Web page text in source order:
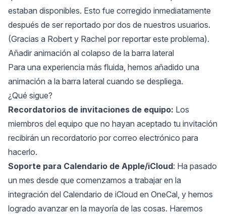
estaban disponibles. Esto fue corregido inmediatamente
después de ser reportado por dos de nuestros usuarios.
(Gracias a Robert y Rachel por reportar este problema).
Añadir animación al colapso de la barra lateral
Para una experiencia más fluida, hemos añadido una
animación a la barra lateral cuando se despliega.
¿Qué sigue?
Recordatorios de invitaciones de equipo: Los
miembros del equipo que no hayan aceptado tu invitación
recibirán un recordatorio por correo electrónico para
hacerlo.
Soporte para Calendario de Apple/iCloud: Ha pasado
un mes desde que comenzamos a trabajar en la
integración del Calendario de iCloud en OneCal, y hemos
logrado avanzar en la mayoría de las cosas. Haremos